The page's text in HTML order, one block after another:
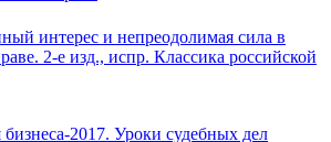
интерес и непреодолимая сила в
2-е изд., испр. Классика российской